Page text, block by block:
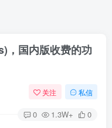
，国内版收费的功
关注 私信
0 1.3W+ 0